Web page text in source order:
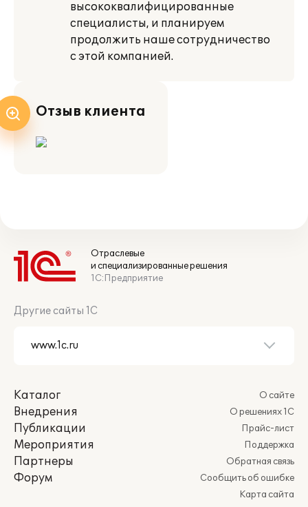
высококвалифицированные
специалисты, и планируем
продолжить наше сотрудничество
с этой компанией.
Отзыв клиента
Отраслевые
и специализированные решения
1С:Предприятие
Другие сайты 1С
Каталог
Внедрения
Публикации
Мероприятия
Партнеры
Форум
О сайте
О решениях 1С
Прайс-лист
Поддержка
Обратная связь
Сообщить об ошибке
Карта сайта